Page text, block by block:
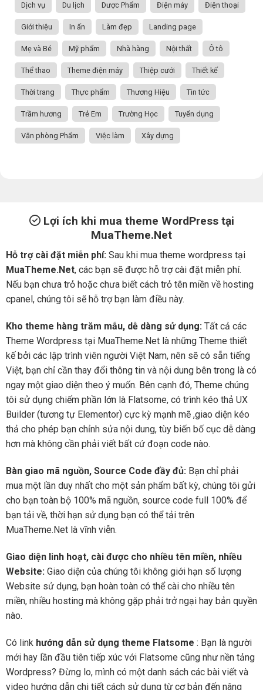
Dịch vụ Du lịch Dược Phẩm Điện máy Điện thoại
Giới thiệu In ấn Làm đẹp Landing page
Mẹ và Bé Mỹ phẩm Nhà hàng Nội thất Ô tô
Thể thao Theme điện máy Thiệp cưới Thiết kế
Thời trang Thực phẩm Thương Hiệu Tin tức
Trầm hương Trẻ Em Trường Học Tuyển dụng
Văn phòng Phẩm Việc làm Xây dựng
Lợi ích khi mua theme WordPress tại
MuaTheme.Net
Hỗ trợ cài đặt miễn phí: Sau khi mua theme wordpress tại
MuaTheme.Net, các bạn sẽ được hỗ trợ cài đặt miễn phí.
Nếu bạn chưa trỏ hoặc chưa biết cách trỏ tên miền về hosting
cpanel, chúng tôi sẽ hỗ trợ bạn làm điều này.
Kho theme hàng trăm mẫu, dễ dàng sử dụng: Tất cả các
Theme Wordpress tại MuaTheme.Net là những Theme thiết
kế bởi các lập trình viên người Việt Nam, nên sẽ có sẵn tiếng
Việt, bạn chỉ cần thay đổi thông tin và nội dung bên trong là có
ngay một giao diện theo ý muốn. Bên cạnh đó, Theme chúng
tôi sử dụng chiếm phần lớn là Flatsome, có trình kéo thả UX
Builder (tương tự Elementor) cực kỳ mạnh mẽ ,giao diện kéo
thả cho phép bạn chỉnh sửa nội dung, tùy biến bố cục dễ dàng
hơn mà không cần phải viết bất cứ đoạn code nào.
Bàn giao mã nguồn, Source Code đầy đủ: Bạn chỉ phải
mua một lần duy nhất cho một sản phẩm bất kỳ, chúng tôi gửi
cho bạn toàn bộ 100% mã nguồn, source code full 100% để
bạn tải về, thời hạn sử dụng bạn có thể tải trên
MuaTheme.Net là vĩnh viễn.
Giao diện linh hoạt, cài được cho nhiều tên miền, nhiều
Website: Giao diện của chúng tôi không giới hạn số lượng
Website sử dụng, bạn hoàn toàn có thể cài cho nhiều tên
miền, nhiều hosting mà không gặp phải trở ngại hay bản quyền
nào.
Có link hướng dẫn sử dụng theme Flatsome : Bạn là người
mới hay lần đầu tiên tiếp xúc với Flatsome cũng như nền tảng
Wordpress? Đừng lo, mình có một danh sách các bài viết và
video hướng dẫn chi tiết cách sử dụng từ cơ bản đến nâng